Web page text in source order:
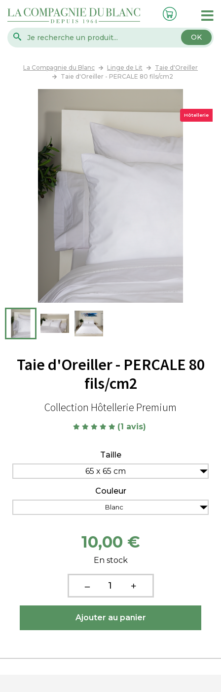
OK
La Compagnie du Blanc Linge de Lit
Taie d'Oreiller
Taie d'Oreiller - PERCALE 80 fils/cm2
Hôtellerie
Taie d'Oreiller - PERCALE 80
fils/cm2
Collection Hôtellerie Premium
(1 avis)
Taille
65 x 65 cm
Couleur
Blanc
10,00 €
En stock